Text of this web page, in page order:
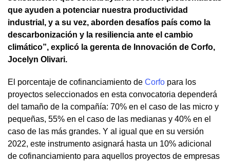
que ayuden a potenciar nuestra productividad
industrial, y a su vez, aborden desafíos país como la
descarbonización y la resiliencia ante el cambio
climático”, explicó la gerenta de Innovación de Corfo,
Jocelyn Olivari.
El porcentaje de cofinanciamiento de Corfo para los
proyectos seleccionados en esta convocatoria dependerá
del tamaño de la compañía: 70% en el caso de las micro y
pequeñas, 55% en el caso de las medianas y 40% en el
caso de las más grandes. Y al igual que en su versión
2022, este instrumento asignará hasta un 10% adicional
de cofinanciamiento para aquellos proyectos de empresas